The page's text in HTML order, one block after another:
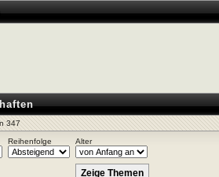
347
Reihenfolge Alter